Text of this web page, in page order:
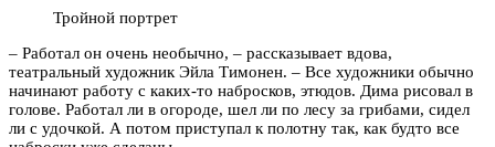
Тройной портрет
– Работал он очень необычно, – рассказывает вдова,
театральный художник Эйла Тимонен. – Все художники обычно
начинают работу с каких-то набросков, этюдов. Дима рисовал в
голове. Работал ли в огороде, шел ли по лесу за грибами, сидел
ли с удочкой. А потом приступал к полотну так, как будто все